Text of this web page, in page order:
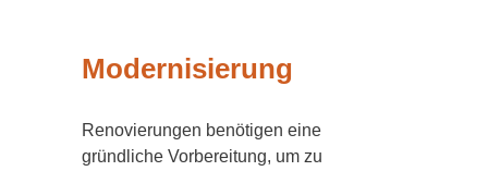
Modernisierung
Renovierungen benötigen eine
gründliche Vorbereitung, um zu